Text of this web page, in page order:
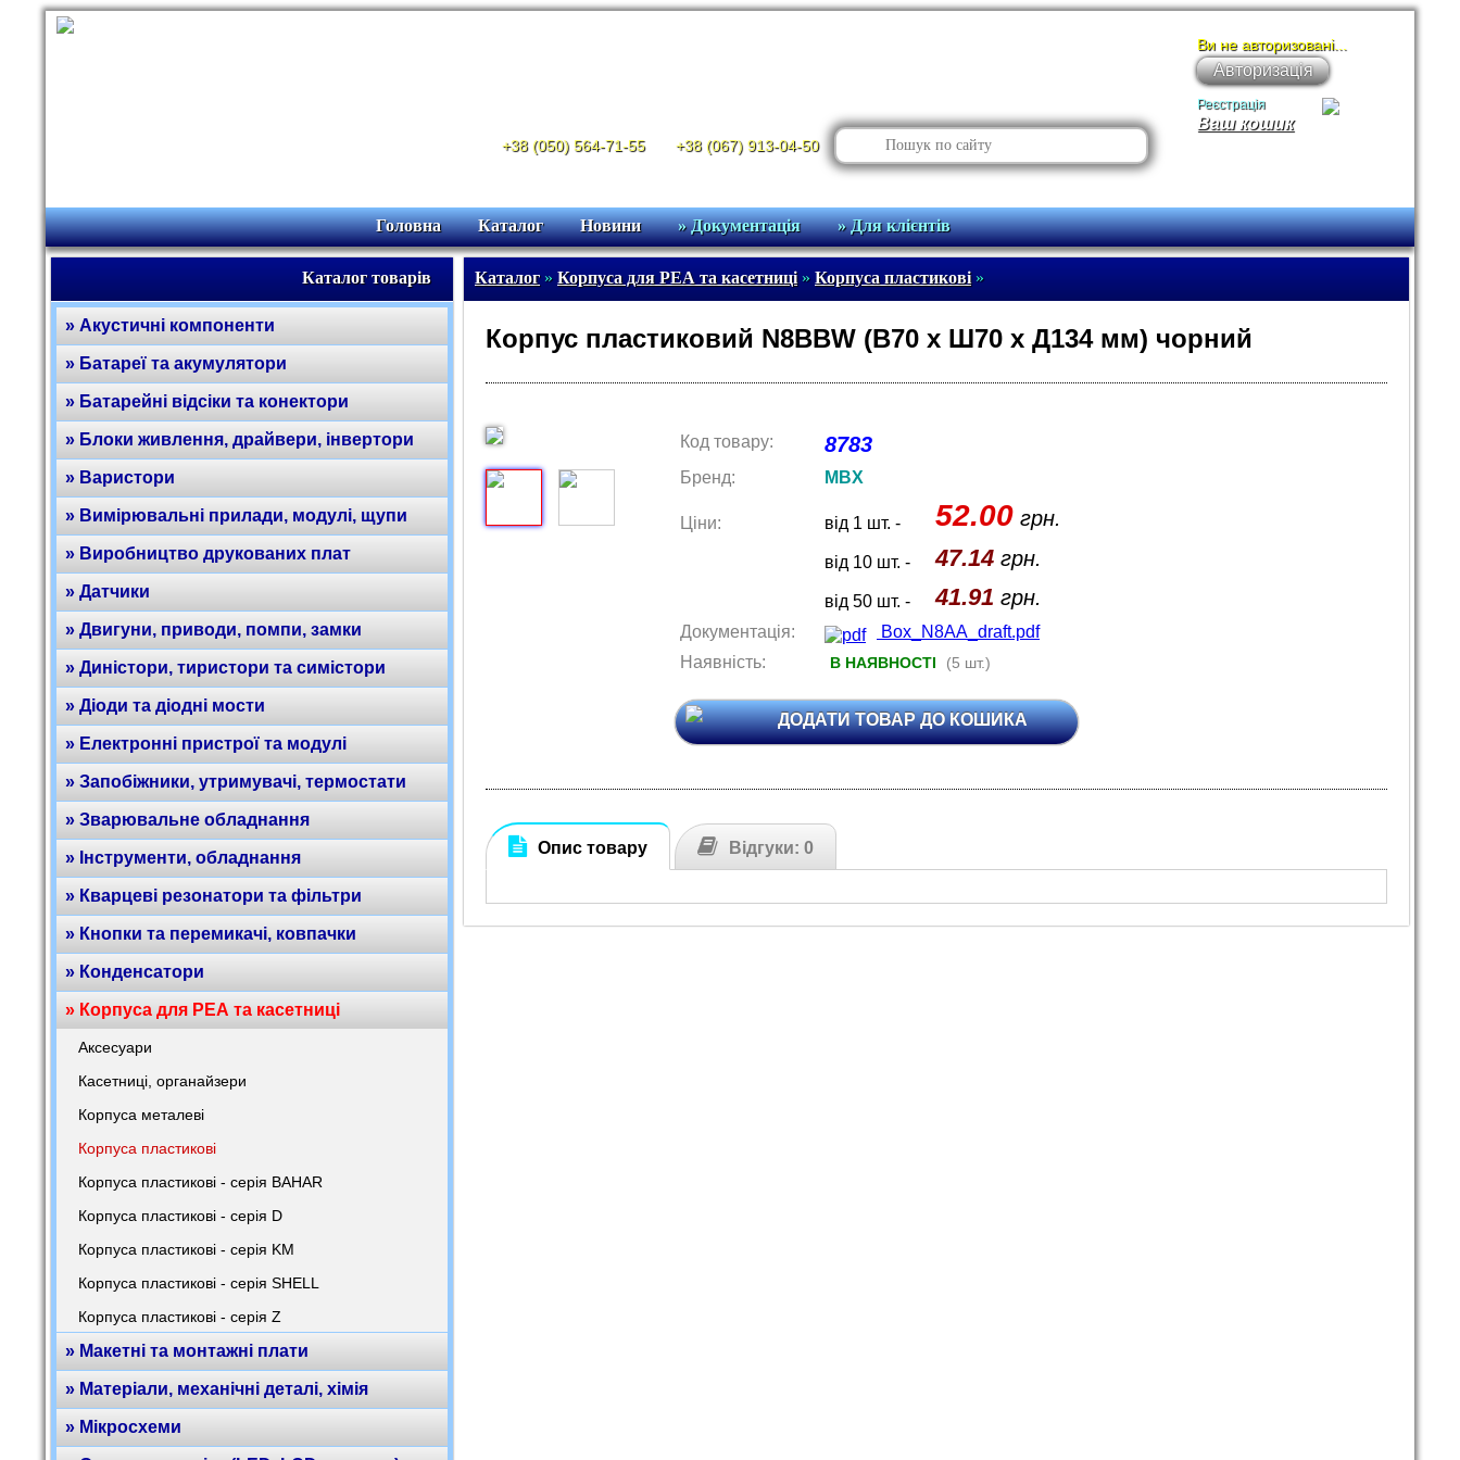
+38 (050) 564-71-55 +38 (067) 913-04-50
Ваш кошик
Ви не авторизовані...
Авторизація
Реєстрація
Головна Каталог Новини » Документація » Для клієнтів
Каталог товарів
» Акустичні компоненти
» Батареї та акумулятори
» Батарейні відсіки та конектори
» Блоки живлення, драйвери, інвертори
» Варистори
» Вимірювальні прилади, модулі, щупи
» Виробництво друкованих плат
» Датчики
» Двигуни, приводи, помпи, замки
» Диністори, тиристори та симістори
» Діоди та діодні мости
» Електронні пристрої та модулі
» Запобіжники, утримувачі, термостати
» Зварювальне обладнання
» Інструменти, обладнання
» Кварцеві резонатори та фільтри
» Кнопки та перемикачі, ковпачки
» Конденсатори
» Корпуса для РЕА та касетниці
Аксесуари
Касетниці, органайзери
Корпуса металеві
Корпуса пластикові
Корпуса пластикові - серія BAHAR
Корпуса пластикові - серія D
Корпуса пластикові - серія KM
Корпуса пластикові - серія SHELL
Корпуса пластикові - серія Z
» Макетні та монтажні плати
» Матеріали, механічні деталі, хімія
» Мікросхеми
Каталог» Корпуса для РЕА та касетниці» Корпуса пластикові»
Корпус пластиковий N8BBW (В70 х Ш70 х Д134 мм) чорний
Код товару: 8783
Бренд: MBX
Ціни: від 1 шт. - 52.00 грн.
від 10 шт. - 47.14 грн.
від 50 шт. - 41.91 грн.
Документація:
Box_N8AA_draft.pdf
Наявність:
В НАЯВНОСТІ (5 шт.)
ДОДАТИ ТОВАР ДО КОШИКА
Опис товару Відгуки: 0